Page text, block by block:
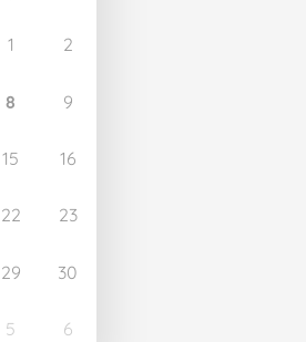
1 2
8 9
15 16
22 23
29 30
5 6